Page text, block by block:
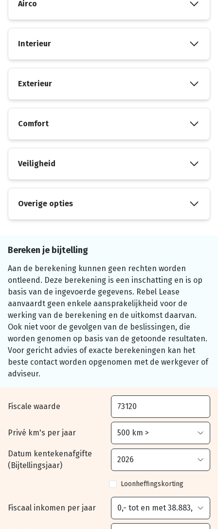
Airco
Interieur
Exterieur
Comfort
Veiligheid
Overige opties
Bereken je bijtelling
Aan de berekening kunnen geen rechten worden
ontleend. Deze berekening is een inschatting en is op
basis van de ingevoerde gegevens. Rebel Lease
aanvaardt geen enkele aansprakelijkheid voor de
werking van de berekening en de uitkomst daarvan.
Ook niet voor de gevolgen van de beslissingen, die
worden genomen op basis van de getoonde resultaten.
Voor gericht advies of exacte berekeningen kan het
beste contact worden opgenomen met de werkgever of
adviseur.
Fiscale waarde
Privé km's per jaar
Datum kentekenafgifte
(Bijtellingsjaar)
Loonheffingskorting
Fiscaal inkomen per jaar